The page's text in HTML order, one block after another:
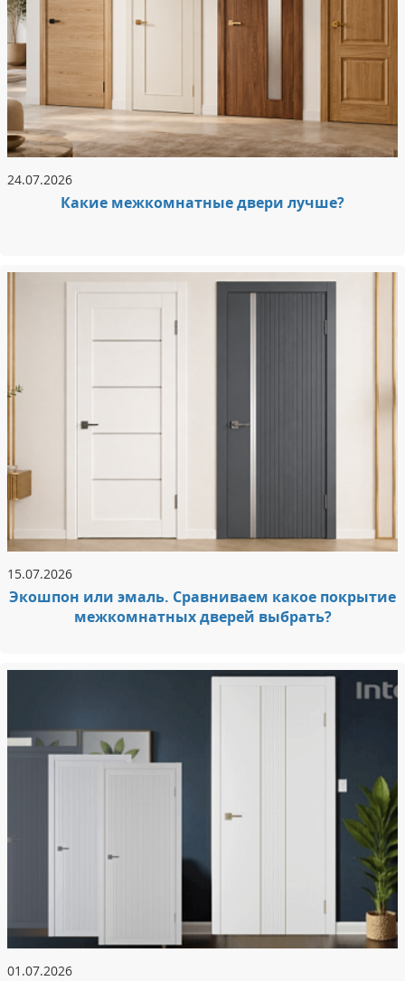
24.07.2026
Какие межкомнатные двери лучше?
15.07.2026
Экошпон или эмаль. Сравниваем какое покрытие
межкомнатных дверей выбрать?
01.07.2026